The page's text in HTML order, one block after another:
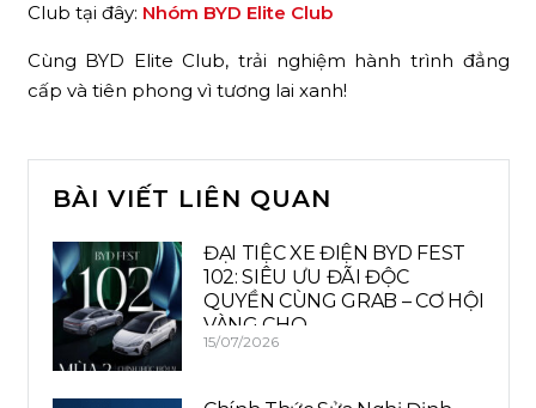
Club tại đây: Nhóm BYD Elite Club
Cùng BYD Elite Club, trải nghiệm hành trình đẳng
cấp và tiên phong vì tương lai xanh!
BÀI VIẾT LIÊN QUAN
ĐẠI TIỆC XE ĐIỆN BYD FEST
102: SIÊU ƯU ĐÃI ĐỘC
QUYỀN CÙNG GRAB – CƠ HỘI
VÀNG CHO…
15/07/2026